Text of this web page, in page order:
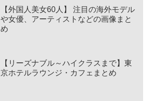
【外国人美女60人】 注目の海外モデル
や女優、アーティストなどの画像まと
め
【リーズナブル～ハイクラスまで】東
京ホテルラウンジ・カフェまとめ